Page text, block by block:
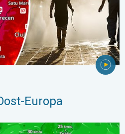
Europa
Japan. Veel regen en wind. . .